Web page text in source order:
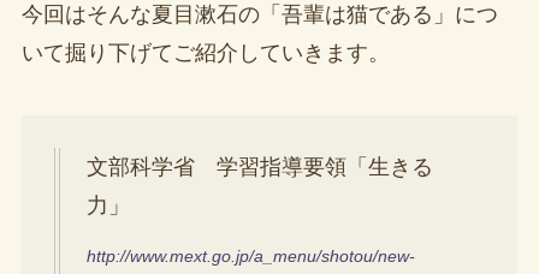
今回はそんな夏目漱石の「吾輩は猫である」につ
いて掘り下げてご紹介していきます。
文部科学省 学習指導要領「生きる
力」
http://www.mext.go.jp/a_menu/shotou/new-